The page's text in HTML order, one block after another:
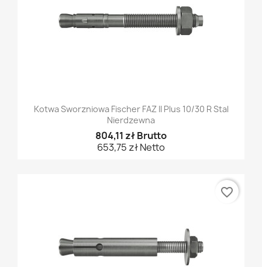
Kotwa Sworzniowa Fischer FAZ II Plus 10/30 R Stal
Nierdzewna
804,11 zł Brutto
653,75 zł Netto
favorite_border